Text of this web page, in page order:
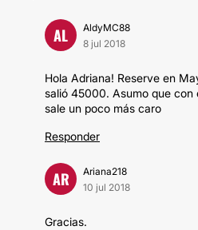
AL
AldyMC88
8 jul 2018
Hola Adriana! Reserve en
salió 45000. Asumo que con
sale un poco más caro
Responder
AR
Ariana218
10 jul 2018
Gracias.